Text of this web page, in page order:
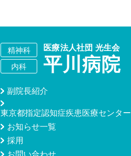
副院長紹介
東京都指定認知症疾患医療センター
お知らせ一覧
採用
お問い合わせ